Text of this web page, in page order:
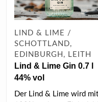
LIND & LIME /
SCHOTTLAND,
EDINBURGH, LEITH
Lind & Lime Gin 0.7 l
44% vol
Der Lind & Lime wird mit